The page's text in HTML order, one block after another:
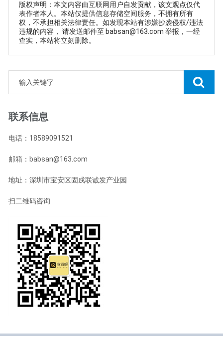
版权声明：本文内容由互联网用户自发贡献，该文观点仅代
表作者本人。本站仅提供信息存储空间服务，不拥有所有
权，不承担相关法律责任。如发现本站有涉嫌抄袭侵权/违法
违规的内容， 请发送邮件至 babsan@163.com 举报，一经
查实，本站将立刻删除。
联系信息
电话：18589091521
邮箱：babsan@163.com
地址：深圳市宝安区固戍联诚发产业园
扫二维码咨询